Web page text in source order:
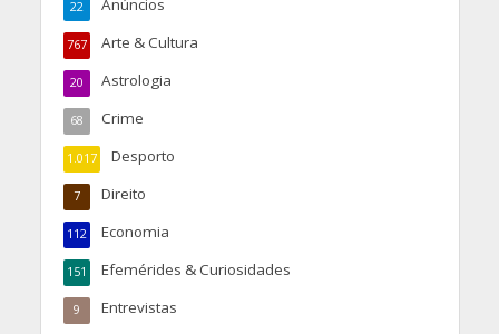
Anúncios
22
Arte & Cultura
767
Astrologia
20
Crime
68
Desporto
1.017
Direito
7
Economia
112
Efemérides & Curiosidades
151
Entrevistas
9